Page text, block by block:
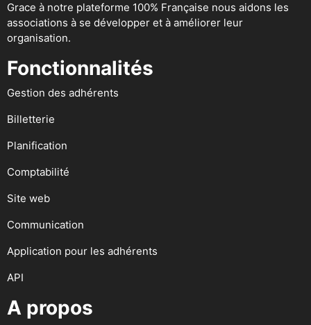
Grace à notre plateforme 100% Française nous aidons les
associations à se développer et à améliorer leur
organisation.
Fonctionnalités
Gestion des adhérents
Billetterie
Planification
Comptabilité
Site web
Communication
Application pour les adhérents
API
A propos